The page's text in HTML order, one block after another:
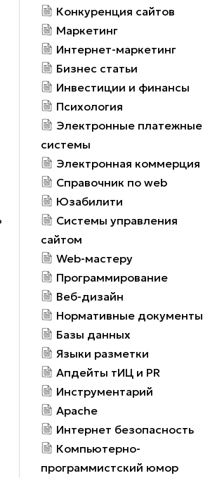
Конкуренция сайтов
Маркетинг
Интернет-маркетинг
Бизнес статьи
Инвестиции и финансы
Психология
Электронные платежные
системы
Электронная коммерция
Справочник по web
Юзабилити
Системы управления
сайтом
Web-мастеру
Программирование
Веб-дизайн
Нормативные документы
Базы данных
Языки разметки
Апдейты тИЦ и PR
Инструментарий
Apache
Интернет безопасность
Компьютерно-
программистский юмор